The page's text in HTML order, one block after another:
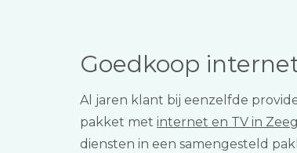
Goedkoop
Al jaren klant bij eenzelfde
pakket met internet en TV in
diensten in een samengesteld